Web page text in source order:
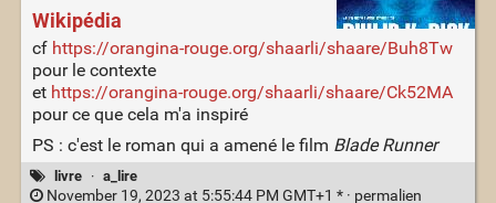
Wikipédia
cf https://orangina-rouge.org/shaarli/shaare/Buh8Tw
pour le contexte
et https://orangina-rouge.org/shaarli/shaare/Ck52MA
pour ce que cela m'a inspiré
PS : c'est le roman qui a amené le film Blade Runner
livre · a_lire
November 19, 2023 at 5:55:44 PM GMT+1 * · permalien